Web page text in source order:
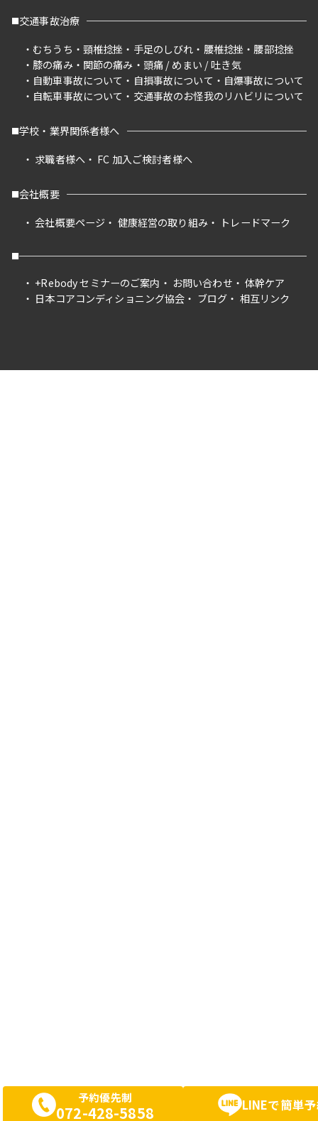
予約優先制
072-428-5858 LINEで簡単
交通事故治療
むちうち
頸椎捻挫 手足のしびれ 腰椎捻挫
腰部捻挫
膝の痛み
関節の痛み
頭痛 / めまい / 吐き気
自動車事故について
自損事故について
自爆事故について
自転車事故について
交通事故のお怪我のリハビリについて
学校・業界関係者様へ
求職者様へ
FC 加入ご検討者様へ
会社概要
会社概要ページ
健康経営の取り組み トレードマーク
+Rebody セミナーのご案内 お問い合わせ
体幹ケア
日本コアコンディショニング協会
ブログ 相互リンク